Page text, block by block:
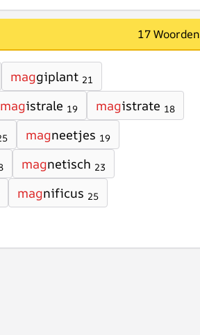
17 Woorden
maggiplant 21
magistrale 19 magistrate 18
magneetjes 19
magnetisch 23
magnificus 25